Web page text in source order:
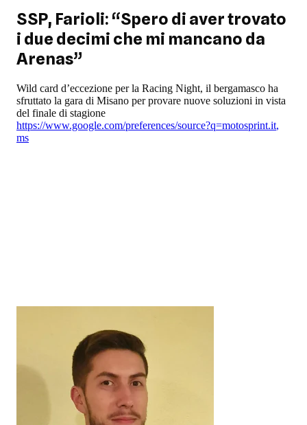
SSP, Farioli: “Spero di aver trovato
i due decimi che mi mancano da
Arenas”
Wild card d’eccezione per la Racing Night, il bergamasco ha
sfruttato la gara di Misano per provare nuove soluzioni in vista
del finale di stagione
https://www.google.com/preferences/source?q=motosprint.it,
ms